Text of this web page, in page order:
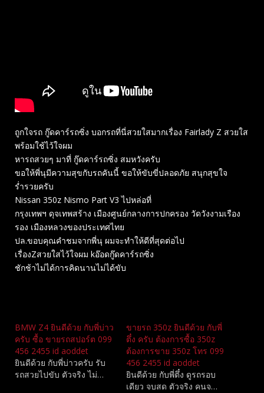
ถูกใจรถ กู๊ดคาร์รถซิ่ง บอกรถที่นี่สวยใสมากเรื่อง Fairlady Z สวยใส
พร้อมใช้ไว้ใจผม
หารถสวยๆ มาที่ กู๊ดคาร์รถซิ่ง สมหวังครับ
ขอให้พี่นุมีความสุขกับรถคันนี้ ขอให้ขับขี่ปลอดภัย สนุกสุขใจ
ร่ำรวยครับ
Nissan 350z Nismo Part V3 ไปหล่อที่
กรุงเทพฯ ดุจเทพสร้าง เมืองศูนย์กลางการปกครอง วัดวังงามเรือง
รอง เมืองหลวงของประเทศไทย
ปล.ขอบคุณคำชมจากพี่นุ ผมจะทำให้ดีที่สุดต่อไป
เรื่องZสวยใสไว้ใจผม kอ๊อดกู๊ดคาร์รถซิ่ง
ชักช้าไม่ได้การคิดนานไม่ได้ขับ
BMW Z4 ยินดีด้วย กับพี่บ่าว
ครับ ซื้อ ขายรถสปอร์ต 099
456 2455 id aoddet
ยินดีด้วย กับพี่บ่าวครับ รับ
รถสวยไปขับ ตัวจริง ไม่…
ขายรถ 350z ยินดีด้วย กับพี่
ตึ๋ง ครับ ต้องการซื้อ 350z
ต้องการขาย 350z โทร 099
456 2455 id aoddet
ยินดีด้วย กับพี่ตึ๋ง ดูรถรอบ
เดียว จบสด ตัวจริง คนจ…